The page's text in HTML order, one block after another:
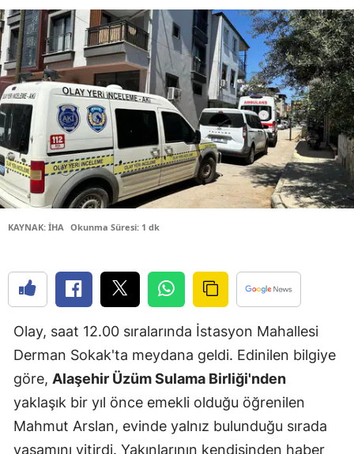
Bitlis
Bolu
Burdur
Bursa
Çanakkale
Çankırı
Çorum
Diyarbakır
Edirne
Elazığ
Erzincan
Erzurum
Eskişehir
KAYNAK: İHA Okunma Süresi: 1 dk
Olay, saat 12.00 sıralarında İstasyon Mahallesi
Derman Sokak'ta meydana geldi. Edinilen bilgiye
göre, Alaşehir Üzüm Sulama Birliği'nden
yaklaşık bir yıl önce emekli olduğu öğrenilen
Mahmut Arslan, evinde yalnız bulunduğu sırada
yaşamını yitirdi. Yakınlarının kendisinden haber